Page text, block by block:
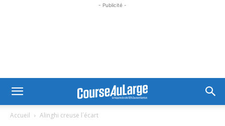
- Publicité -
Accueil Alinghi creuse l´écart